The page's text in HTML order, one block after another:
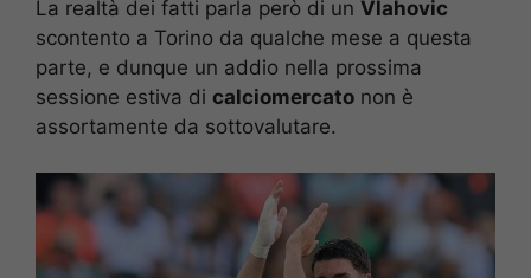
La realtà dei fatti parla però di un Vlahovic
scontento a Torino da qualche mese a questa
parte, e dunque un addio nella prossima
sessione estiva di calciomercato non è
assortamente da sottovalutare.